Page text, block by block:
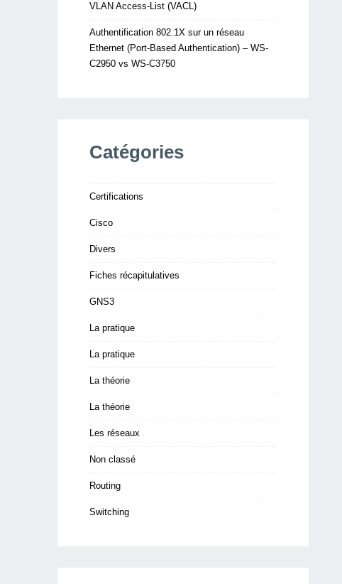
VLAN Access-List (VACL)
Authentification 802.1X sur un réseau
Ethernet (Port-Based Authentication) – WS-
C2950 vs WS-C3750
Catégories
Certifications
Cisco
Divers
Fiches récapitulatives
GNS3
La pratique
La pratique
La théorie
La théorie
Les réseaux
Non classé
Routing
Switching